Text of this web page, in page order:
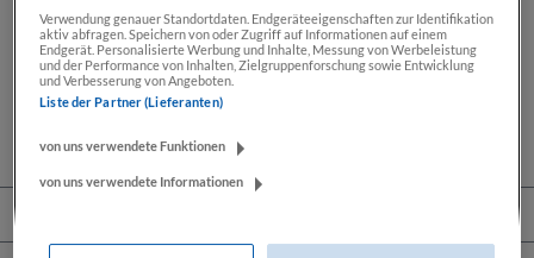
Das offizielle Poster zum Film! Die Marke Porsche ist seit
75 Jahren mit Salzburg verbunden, nicht nur örtlich,
sondern auch…Mehr
Verwendung genauer Standortdaten. Endgeräteeigenschaften zur Identifikation
aktiv abfragen. Speichern von oder Zugriff auf Informationen auf einem
Endgerät. Personalisierte Werbung und Inhalte, Messung von Werbeleistung
und der Performance von Inhalten, Zielgruppenforschung sowie Entwicklung
und Verbesserung von Angeboten.
Liste der Partner (Lieferanten)
von uns verwendete Funktionen
von uns verwendete Informationen